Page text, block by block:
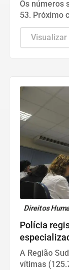
Os números
53. Próximo
Visualizar
Direitos
Polícia
A Região
vítimas